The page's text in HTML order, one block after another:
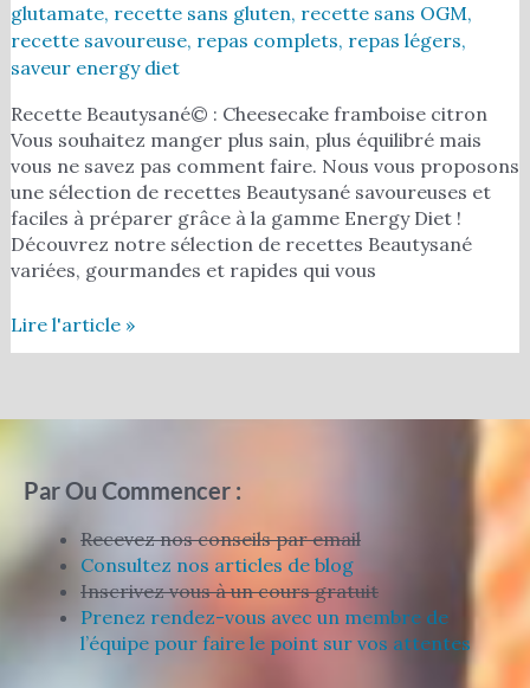
glutamate, recette sans gluten, recette sans OGM,
recette savoureuse, repas complets, repas légers,
saveur energy diet
Recette Beautysané© : Cheesecake framboise citron
Vous souhaitez manger plus sain, plus équilibré mais
vous ne savez pas comment faire. Nous vous proposons
une sélection de recettes Beautysané savoureuses et
faciles à préparer grâce à la gamme Energy Diet !
Découvrez notre sélection de recettes Beautysané
variées, gourmandes et rapides qui vous
Lire l'article »
Par Ou Commencer :
Recevez nos conseils par email
Consultez nos articles de blog
Inscrivez vous à un cours gratuit
Prenez rendez-vous avec un membre de
l’équipe pour faire le point sur vos attentes